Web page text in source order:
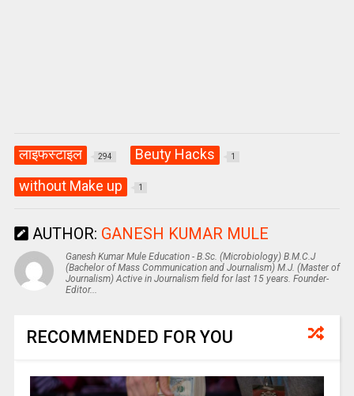
लाइफस्टाइल 294 Beuty Hacks 1
without Make up 1
AUTHOR: GANESH KUMAR MULE
Ganesh Kumar Mule Education - B.Sc. (Microbiology) B.M.C.J
(Bachelor of Mass Communication and Journalism) M.J. (Master of
Journalism) Active in Journalism field for last 15 years. Founder-
Editor...
RECOMMENDED FOR YOU